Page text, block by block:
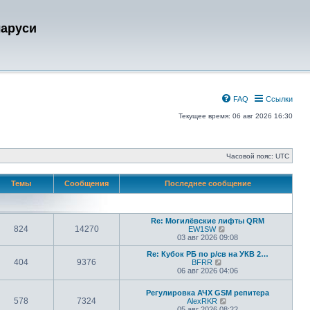
Ссылки
FAQ
Текущее время: 06 авг 2026 16:30
Часовой пояс: UTC
Темы Сообщения Последнее сообщение
824 14270
Re: Могилёвские лифты QRM
EW1SW
е
р
е
т
и
п
о
03 авг 2026 09:08
404 9376
Re: Кубок РБ по р/св на УКВ 2…
BFRR
е
р
й
т
06 авг 2026 04:06
578 7324
Регулировка АЧХ GSM репитера
AlexRKR